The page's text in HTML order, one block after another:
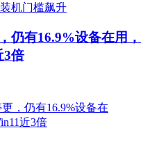
仍有16.9%设备在用，
3倍